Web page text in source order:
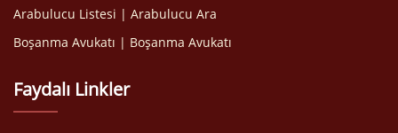
Arabulucu Listesi | Arabulucu Ara
Boşanma Avukatı | Boşanma Avukatı
Faydalı Linkler